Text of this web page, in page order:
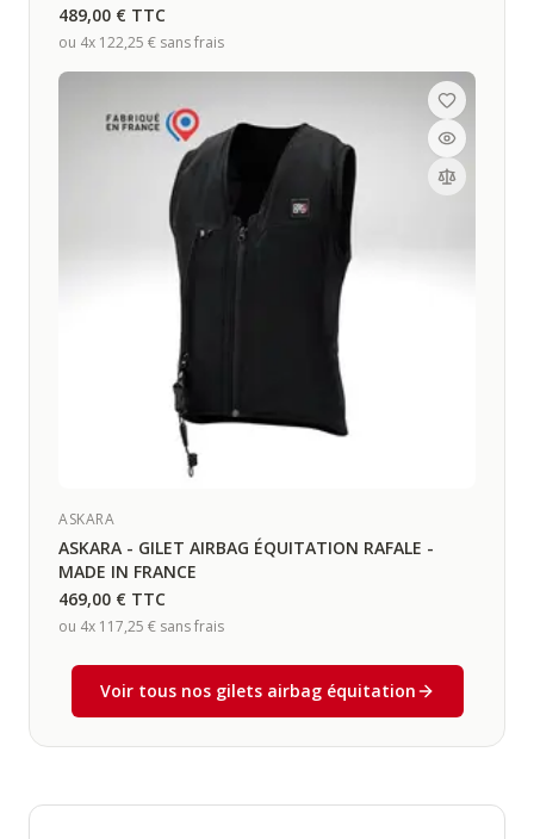
489,00 € TTC
ou 4x 122,25 € sans frais
ASKARA
ASKARA - GILET AIRBAG ÉQUITATION RAFALE -
MADE IN FRANCE
469,00 € TTC
ou 4x 117,25 € sans frais
Voir tous nos gilets airbag équitation